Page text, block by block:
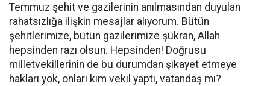
Temmuz şehit ve gazilerinin anılmasından duyulan
rahatsızlığa ilişkin mesajlar alıyorum. Bütün
şehitlerimize, bütün gazilerimize şükran, Allah
hepsinden razı olsun. Hepsinden! Doğrusu
milletvekillerinin de bu durumdan şikayet etmeye
hakları yok, onları kim vekil yaptı, vatandaş mı?